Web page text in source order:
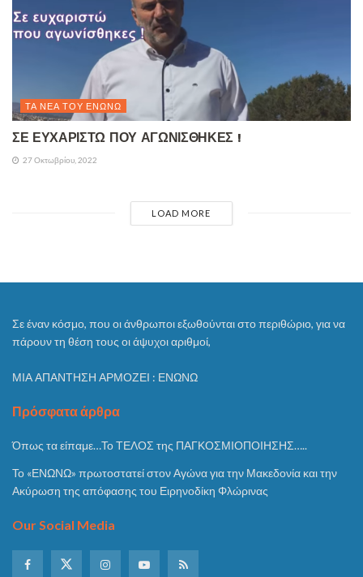
ΤΑ ΝΈΑ ΤΟΥ ΕΝΏΝΩ
ΣΕ ΕΥΧΑΡΙΣΤΩ ΠΟΥ ΑΓΩΝΙΣΘΗΚΕΣ !
27 Οκτωβρίου, 2022
LOAD MORE
Σε έναν κόσμο, που οι άνθρωποι εξωθούνται στο περιθώριο, για να
πάρουν τη θέση τους οι άψυχοι αριθμοί,
ΜΙΑ ΑΠΑΝΤΗΣΗ ΑΡΜΟΖΕΙ : ΕΝΩΝΩ
Πρόσφατα άρθρα
Όπως τα είπαμε…Το ΤΕΛΟΣ της ΠΑΓΚΟΣΜΙΟΠΟΙΗΣΗΣ…..
Το «ΕΝΩΝΩ» πρωτοστατεί στον Αγώνα για την Μακεδονία και την
Ακύρωση της απόφασης του Ειρηνοδίκη Φλώρινας
Our Social Media